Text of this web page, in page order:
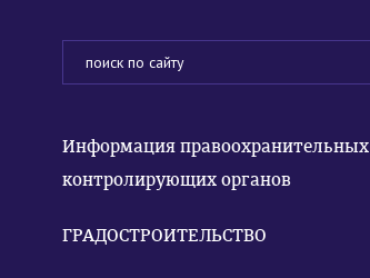
Информация правоохранительных
контролирующих органов
ГРАДОСТРОИТЕЛЬСТВО